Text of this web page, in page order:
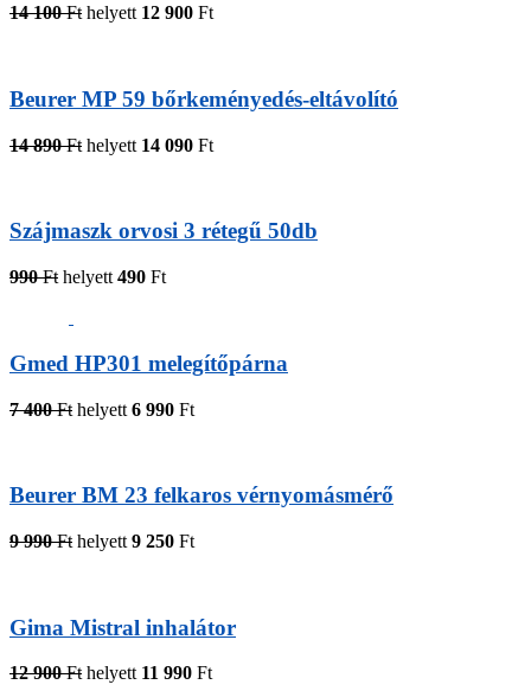
14 100 Ft helyett 12 900 Ft
Beurer MP 59 bőrkeményedés-eltávolító
14 890 Ft helyett 14 090 Ft
Szájmaszk orvosi 3 rétegű 50db
990 Ft helyett 490 Ft
Gmed HP301 melegítőpárna
7 400 Ft helyett 6 990 Ft
Beurer BM 23 felkaros vérnyomásmérő
9 990 Ft helyett 9 250 Ft
Gima Mistral inhalátor
12 900 Fthelyett 11 990 Ft